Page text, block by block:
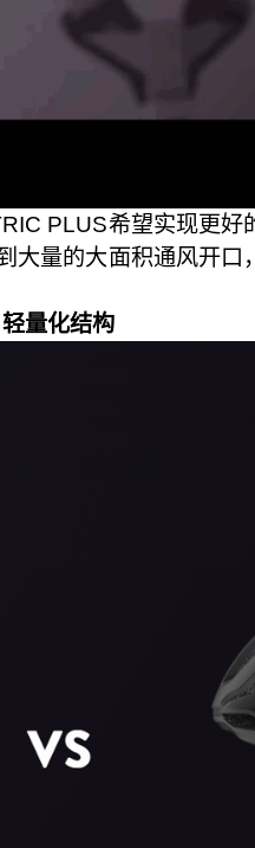
PLUS希望实现更
量的大面积通风开
轻量化结构